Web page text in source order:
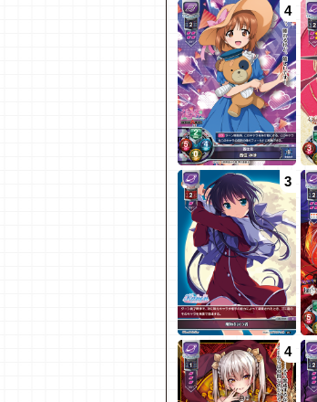
4
3
4